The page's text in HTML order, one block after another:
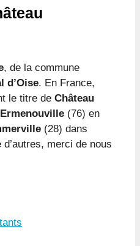
, de la commune
d’Oise. En France,
le titre de Château
Ermenouville (76) en
(28) dans
merci de nous